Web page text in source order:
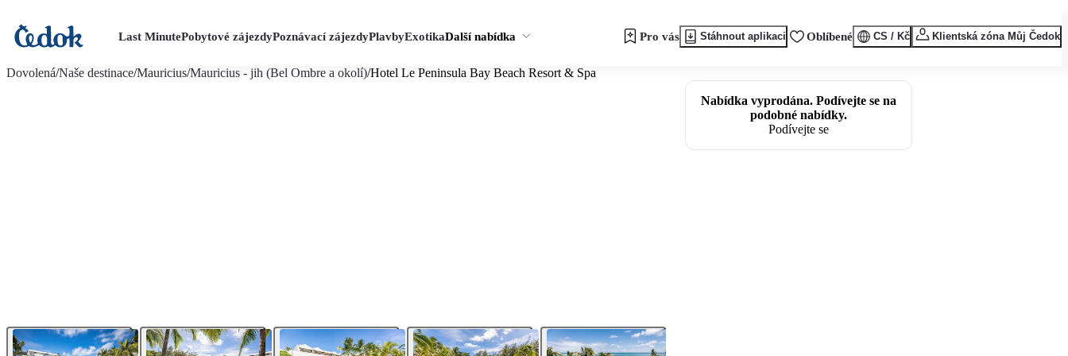
Last MinutePobytové zájezdyPoznávací zájezdyPlavbyExotikaDalší nabídka Pro vás Stáhnout aplikaci Oblíbené CS / Kč Klientská zóna Můj Čedok
Dovolená/Naše destinace/Mauricius/Mauricius - jih (Bel Ombre a okolí)/Hotel Le Peninsula Bay Beach Resort & Spa
Nabídka vyprodána. Podívejte se na
podobné nabídky.
Podívejte se